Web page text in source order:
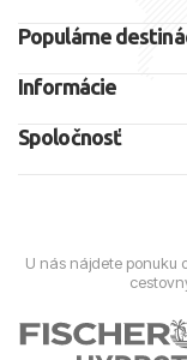
Populárne
Informácie
Spoločnosť
U nás nájdete ponuku